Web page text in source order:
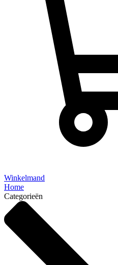
Winkelmand
Home
Categorieën